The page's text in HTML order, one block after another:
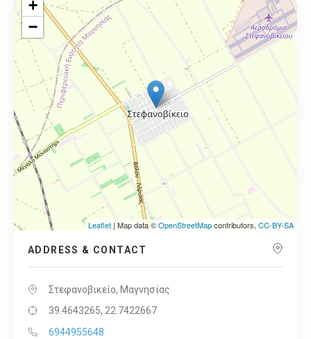
+
−
Leaflet | Map data ©OpenStreetMapcontributors,CC-BY-SA
ADDRESS & CONTACT
Στεφανοβικείο, Μαγνησίας
39.4643265, 22.7422667
6944955648